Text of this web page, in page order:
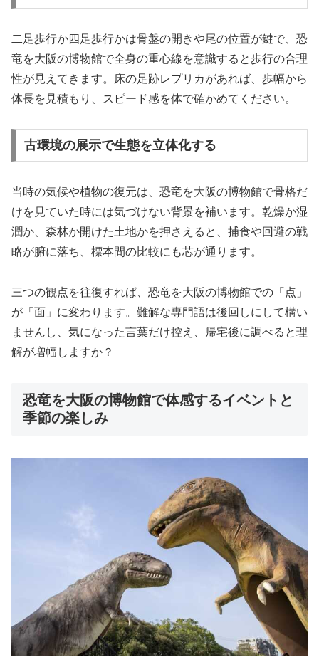
二足歩行か四足歩行かは骨盤の開きや尾の位置が鍵で、恐
竜を大阪の博物館で全身の重心線を意識すると歩行の合理
性が見えてきます。床の足跡レプリカがあれば、歩幅から
体長を見積もり、スピード感を体で確かめてください。
古環境の展示で生態を立体化する
当時の気候や植物の復元は、恐竜を大阪の博物館で骨格だ
けを見ていた時には気づけない背景を補います。乾燥か湿
潤か、森林か開けた土地かを押さえると、捕食や回避の戦
略が腑に落ち、標本間の比較にも芯が通ります。
三つの観点を往復すれば、恐竜を大阪の博物館での「点」
が「面」に変わります。難解な専門語は後回しにして構い
ませんし、気になった言葉だけ控え、帰宅後に調べると理
解が増幅しますか？
恐竜を大阪の博物館で体感するイベントと
季節の楽しみ